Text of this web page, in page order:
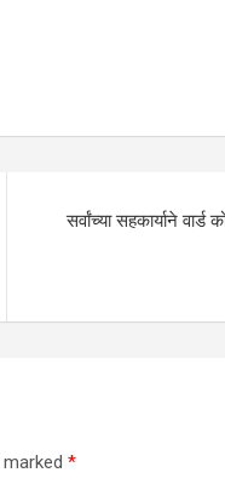
सर्वांच्या सहकार्याने
*